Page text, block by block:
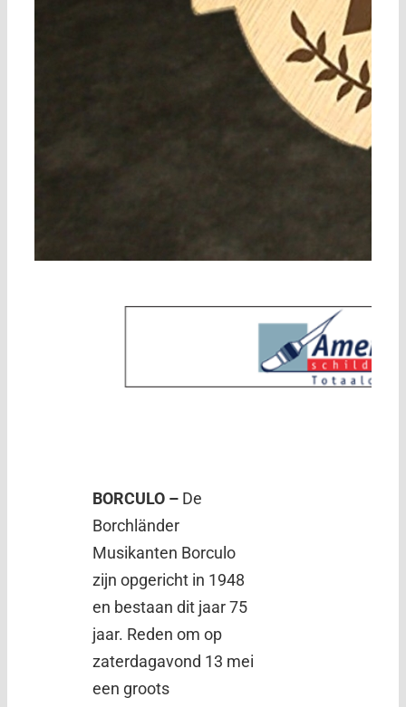
BORCULO – De
Borchländer
Musikanten Borculo
zijn opgericht in 1948
en bestaan dit jaar 75
jaar. Reden om op
zaterdagavond 13 mei
een groots